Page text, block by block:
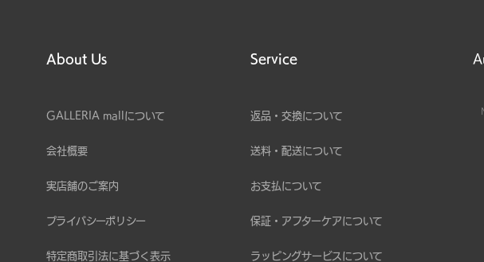
About Us
GALLERIA mallについて
会社概要
実店舗のご案内
プライバシーポリシー
特定商取引法に基づく表示
Service
返品・交換について
送料・配送について
お支払について
保証・アフターケアについて
ラッピングサービスについて